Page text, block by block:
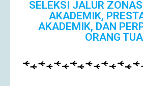
SELEKSI JALUR
AKADEMIK,
AKADEMIK, DAN
ORANG TUA